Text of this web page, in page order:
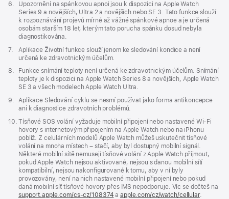
Poznámka
6.
Upozornění na spánkovou apnoi jsou k dispozici na Apple Watch
Series 9 a novějších, Ultra 2 a novějších nebo SE 3. Tato funkce slouží
k rozpoznávání projevů mírné až vážné spánkové apnoe a je určená
osobám starším 18 let, kterým tato porucha spánku dosud nebyla
diagnostikována.
Poznámka
7.
Aplikace Životní funkce slouží jenom ke sledování kondice a není
určená ke zdravotnickým účelům.
Poznámka
8.
Funkce snímání teploty není určená ke zdravotnickým účelům. Snímání
teploty je k dispozici na Apple Watch Series 8 a novějších, Apple Watch
SE 3 a všech modelech Apple Watch Ultra.
Poznámka
9.
Aplikace Sledování cyklu se nesmí používat jako forma antikoncepce
ani k diagnostice zdravotních problémů.
Poznámka
10. Tísňové SOS volání vyžaduje mobilní připojení nebo nastavené Wi‑Fi
hovory s internetovým připojením na Apple Watch nebo na iPhonu
poblíž. Z celulárních modelů Apple Watch můžeš uskutečnit tísňové
volání na mnoha místech – stačí, aby byl dostupný mobilní signál.
Některé mobilní sítě nemusejí tísňové volání z Apple Watch přijmout,
pokud Apple Watch nejsou aktivované, nejsou s danou mobilní sítí
kompatibilní, nejsou nakonfigurované k tomu, aby v ní byly
provozovány, není na nich nastavené mobilní připojení nebo pokud
daná mobilní síť tísňové hovory přes IMS nepodporuje. Víc se dočteš na
support.apple.com/cs-cz/108374 (Otevře
aapple.com/cz/watch/cellular.